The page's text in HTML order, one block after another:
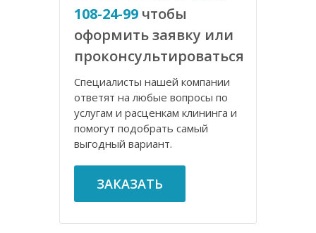
108-24-99 чтобы
оформить заявку или
проконсультироваться
Специалисты нашей компании
ответят на любые вопросы по
услугам и расценкам клининга и
помогут подобрать самый
выгодный вариант.
ЗАКАЗАТЬ